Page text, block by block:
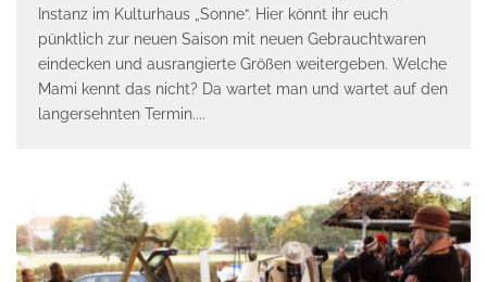
Instanz im Kulturhaus „Sonne“. Hier könnt ihr euch
pünktlich zur neuen Saison mit neuen Gebrauchtwaren
eindecken und ausrangierte Größen weitergeben. Welche
Mami kennt das nicht? Da wartet man und wartet auf den
langersehnten Termin....